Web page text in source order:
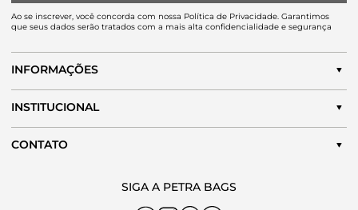
Ao se inscrever, você concorda com nossa Política de Privacidade. Garantimos
que seus dados serão tratados com a mais alta confidencialidade e segurança
INFORMAÇÕES
INSTITUCIONAL
CONTATO